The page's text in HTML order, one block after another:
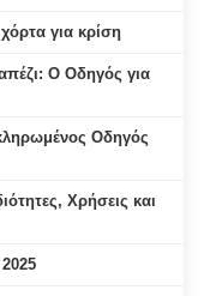
για κρίση
Ο Οδηγός για
Οδηγός
Χρήσεις και